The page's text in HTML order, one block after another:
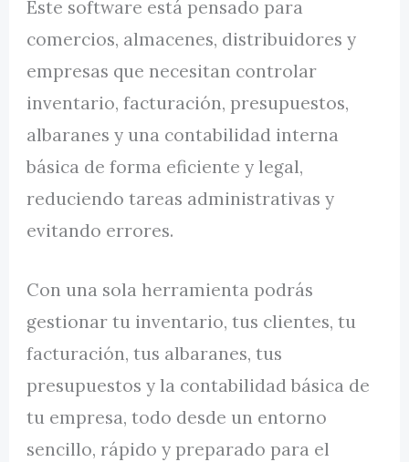
Este software está pensado para
comercios, almacenes, distribuidores y
empresas que necesitan controlar
inventario, facturación, presupuestos,
albaranes y una contabilidad interna
básica de forma eficiente y legal,
reduciendo tareas administrativas y
evitando errores.
Con una sola herramienta podrás
gestionar tu inventario, tus clientes, tu
facturación, tus albaranes, tus
presupuestos y la contabilidad básica de
tu empresa, todo desde un entorno
sencillo, rápido y preparado para el